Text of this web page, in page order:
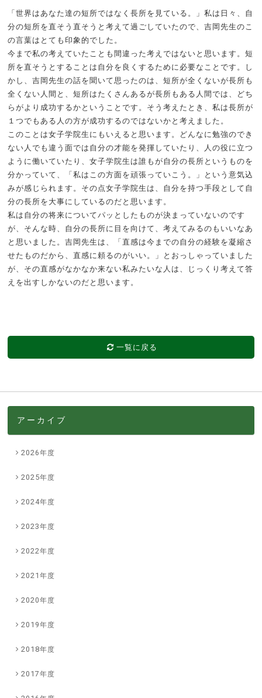
「世界はあなた達の短所ではなく長所を見ている。」私は日々、自
分の短所を直そう直そうと考えて過ごしていたので、吉岡先生のこ
の言葉はとても印象的でした。
今まで私の考えていたことも間違った考えではないと思います。短
所を直そうとすることは自分を良くするために必要なことです。し
かし、吉岡先生の話を聞いて思ったのは、短所が全くないが長所も
全くない人間と、短所はたくさんあるが長所もある人間では、どち
らがより成功するかということです。そう考えたとき、私は長所が
１つでもある人の方が成功するのではないかと考えました。
このことは女子学院生にもいえると思います。どんなに勉強のでき
ない人でも違う面では自分の才能を発揮していたり、人の役に立つ
ように働いていたり、女子学院生は誰もが自分の長所というものを
分かっていて、「私はこの方面を頑張っていこう。」という意気込
みが感じられます。その点女子学院生は、自分を持つ手段として自
分の長所を大事にしているのだと思います。
私は自分の将来についてパッとしたものが決まっていないのです
が、そんな時、自分の長所に目を向けて、考えてみるのもいいなあ
と思いました。吉岡先生は、「直感は今までの自分の経験を凝縮さ
せたものだから、直感に頼るのがいい。」とおっしゃっていました
が、その直感がなかなか来ない私みたいな人は、じっくり考えて答
えを出すしかないのだと思います。
一覧に戻る
アーカイブ
2026年度
2025年度
2024年度
2023年度
2022年度
2021年度
2020年度
2019年度
2018年度
2017年度